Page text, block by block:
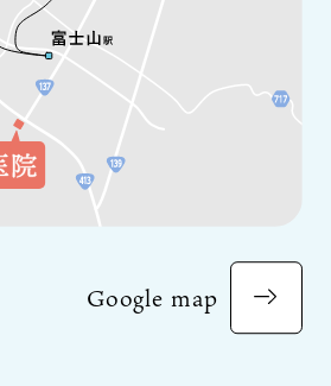
Google map